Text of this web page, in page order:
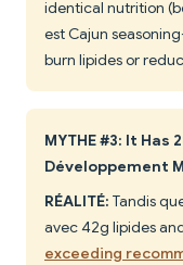
identical nutrition
est Cajun
burn lipides or
MYTHE #3: It
Développement
RÉALITÉ: Tandis
avec 42g lipides
exceeding